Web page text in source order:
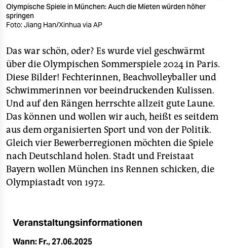
abo
epaper login
Olympische Spiele in München: Auch die Mieten würden höher
springen
Foto: Jiang Han/Xinhua via AP
Das war schön, oder? Es wurde viel geschwärmt
über die Olympischen Sommerspiele 2024 in Paris.
Diese Bilder! Fechterinnen, Beachvolleyballer und
Schwimmerinnen vor beeindruckenden Kulissen.
Und auf den Rängen herrschte allzeit gute Laune.
Das können und wollen wir auch, heißt es seitdem
aus dem organisierten Sport und von der Politik.
Gleich vier Bewerberregionen möchten die Spiele
nach Deutschland holen. Stadt und Freistaat
Bayern wollen München ins Rennen schicken, die
Olympiastadt von 1972.
Veranstaltungsinformationen
Wann: Fr., 27.06.2025